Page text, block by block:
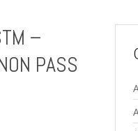
–
PASS